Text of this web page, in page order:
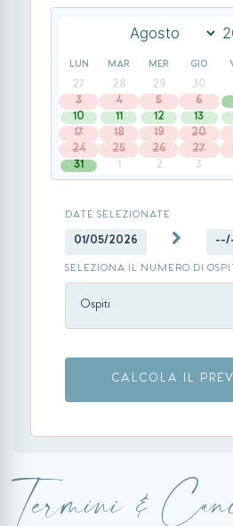
LUN MAR MER GIO
27 28 29 30
3
4 5 6
10
11 12 13
17
18 19 20
24
25 26 27
31
1 2 3
DATE SELEZIONATE
01/05/2026
SELEZIONA IL NUMERO DI
Ospiti
CALCOLA IL
Termini &